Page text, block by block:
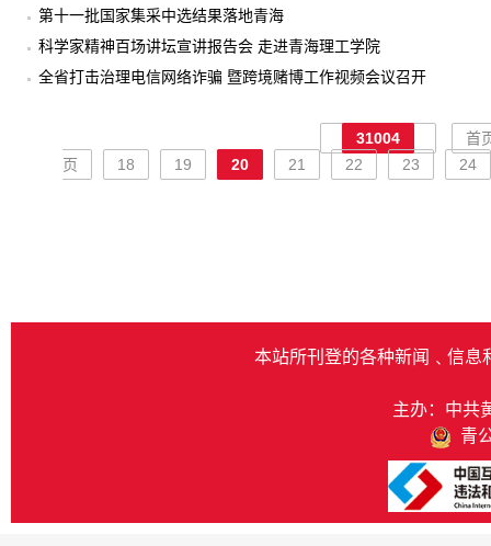
第十一批国家集采中选结果落地青海
科学家精神百场讲坛宣讲报告会 走进青海理工学院
全省打击治理电信网络诈骗 暨跨境赌博工作视频会议召开
31004
首
页
18 19 20 21 22 23 24
本站所刊登的各种新闻﹑信息
主办：中共
青